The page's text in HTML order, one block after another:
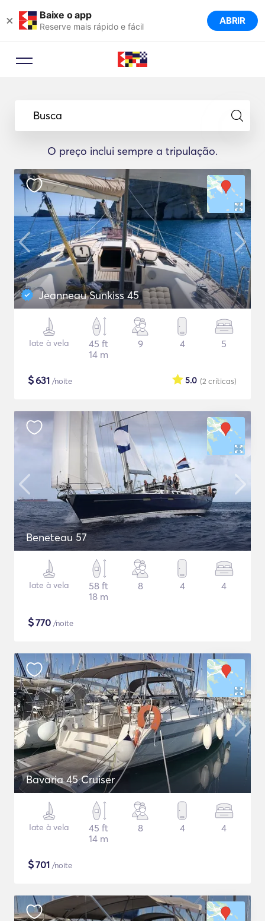
× Baixe o app
Reserve mais rápido e fácil ABRIR
Busca
O preço inclui sempre a tripulação.
Jeanneau Sunkiss 45
Iate à vela
45 ft
14 m
9 4 5
$631 /noite (2 críticas)
5.0
Beneteau 57
Iate à vela
58 ft
18 m
8 4 4
$770 /noite
Bavaria 45 Cruiser
Iate à vela
45 ft
14 m
8 4 4
$701 /noite